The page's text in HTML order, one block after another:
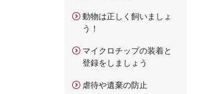
動物は正しく飼いましょ
う！
マイクロチップの装着と
登録をしましょう
虐待や遺棄の防止